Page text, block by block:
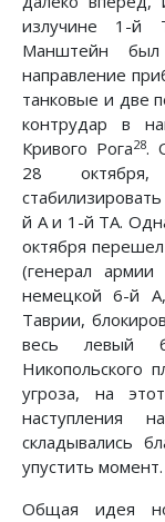
излучине 1-й
Манштейн
направление
танковые и две
контрудар в
Кривого Рога28.
28
й А и 1-й ТА.
октября
(генерал
немецкой 6-й
Таврии,
весь левый
Никопольского
угроза, на
наступления
складывались
упустить момент.
Общая идея